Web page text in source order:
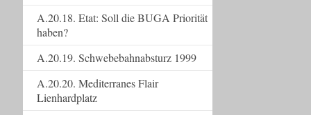
A.20.18. Etat: Soll die BUGA Priorität
haben?
A.20.19. Schwebebahnabsturz 1999
A.20.20. Mediterranes Flair
Lienhardplatz